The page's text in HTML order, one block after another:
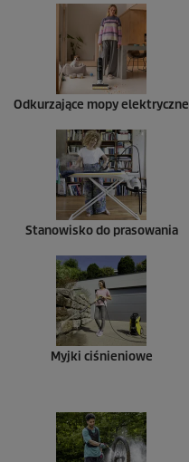
Odkurzające mopy elektryczne
Stanowisko do prasowania
Myjki ciśnieniowe